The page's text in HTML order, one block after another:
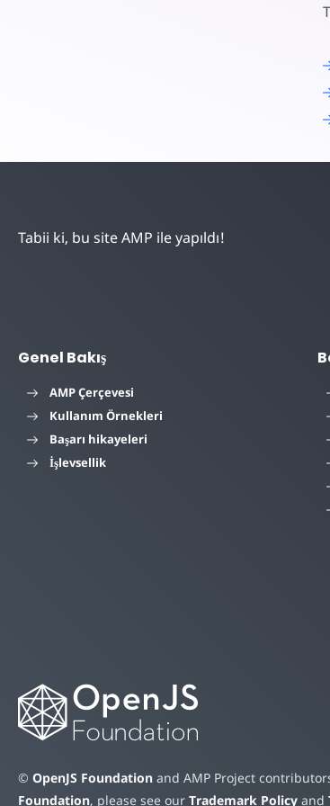
Tabii ki, bu site AMP ile yapıldı!
Genel Bakış
AMP Çerçevesi
Kullanım Örnekleri
Başarı hikayeleri
İşlevsellik
© OpenJS Foundation and AMP Project
Foundation, please see our Trademark Policy and